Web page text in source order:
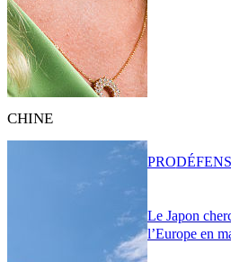
CHINE
Le Japon
l’Europe en
PRO